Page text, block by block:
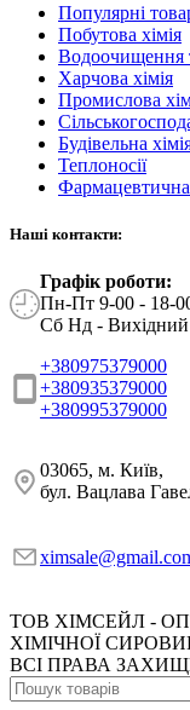
Популярні
Побутова хімія
Водоочищення
Харчова хімія
Промислова
Будівельна
Теплоносії
Фармацевтична
Наші контакти:
Графік роботи:
Пн-Пт 9-00 - 18-
Сб Нд - Вихідний
+380975379000
+380935379000
+380995379000
03065, м. Київ,
бул. Вацлава
ТОВ ХІМСЕЙЛ -
ХІМІЧНОЇ
ВСІ ПРАВА